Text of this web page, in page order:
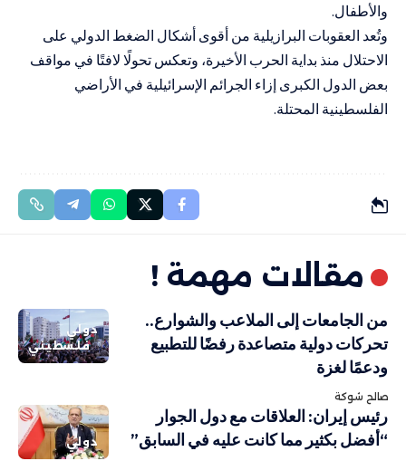
والأطفال.
وتُعد العقوبات البرازيلية من أقوى أشكال الضغط الدولي على
الاحتلال منذ بداية الحرب الأخيرة، وتعكس تحولًا لافتًا في مواقف
بعض الدول الكبرى إزاء الجرائم الإسرائيلية في الأراضي
الفلسطينية المحتلة.
مقالات مهمة !
دولي
فلسطيني
من الجامعات إلى الملاعب والشوارع..
تحركات دولية متصاعدة رفضًا للتطبيع
ودعمًا لغزة
صالح شوكة
دولي
رئيس إيران: العلاقات مع دول الجوار
“أفضل بكثير مما كانت عليه في السابق”